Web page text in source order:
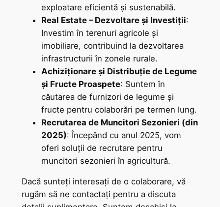
exploatare eficientă și sustenabilă.
Real Estate – Dezvoltare și Investiții:
Investim în terenuri agricole și
imobiliare, contribuind la dezvoltarea
infrastructurii în zonele rurale.
Achiziționare și Distribuție de Legume
și Fructe Proaspete: Suntem în
căutarea de furnizori de legume și
fructe pentru colaborări pe termen lung.
Recrutarea de Muncitori Sezonieri (din
2025): Începând cu anul 2025, vom
oferi soluții de recrutare pentru
muncitori sezonieri în agricultură.
Dacă sunteți interesați de o colaborare, vă
rugăm să ne contactați pentru a discuta